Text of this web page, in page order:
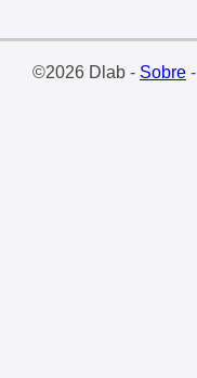
©2026 Dlab - Sobre-